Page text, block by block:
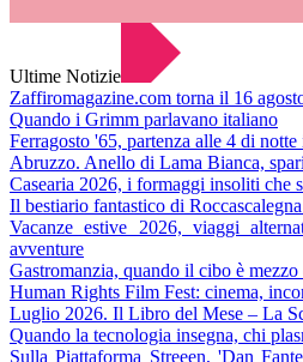
Ultime Notizie
Zaffiromagazine.com torna il 16
Quando i Grimm parlavano italiano
Ferragosto '65, partenza alle 4 di
Abruzzo. Anello di Lama Bianca,
Casearia 2026, i formaggi insoliti che
Il bestiario fantastico di
Vacanze estive 2026, viaggi
avventure
Gastromanzia, quando il cibo è
Human Rights Film Fest: cinema,
Luglio 2026. Il Libro del Mese – La
Quando la tecnologia insegna, chi
Sulla Piattaforma Streeen, 'Dan